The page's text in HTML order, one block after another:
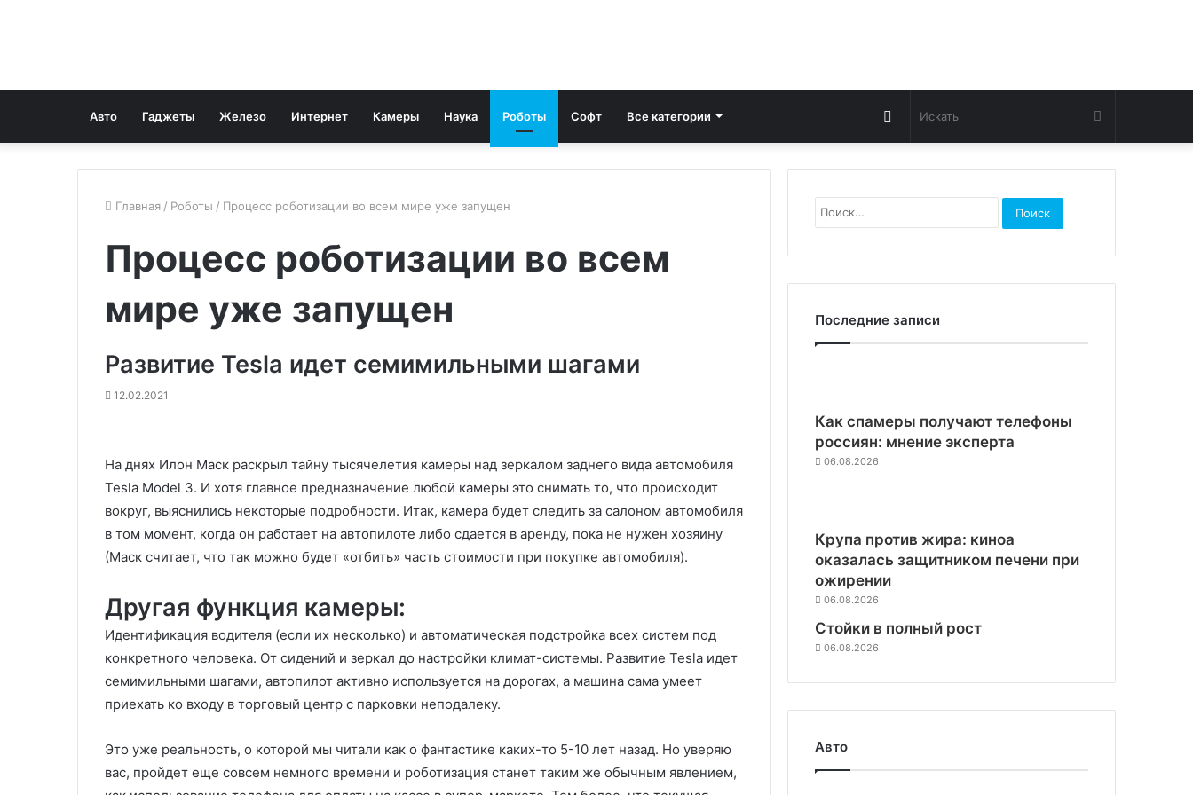
Авто Гаджеты Железо Интернет Камеры Наука Роботы Софт Все категории Искать
Switch
skin
Главная / Роботы / Процесс роботизации во всем мире уже запущен
Процесс роботизации во всем
мире уже запущен
Развитие Tesla идет семимильными шагами
12.02.2021
На днях Илон Маск раскрыл тайну тысячелетия камеры над зеркалом заднего вида автомобиля
Tesla Model 3. И хотя главное предназначение любой камеры это снимать то, что происходит
вокруг, выяснились некоторые подробности. Итак, камера будет следить за салоном автомобиля
в том момент, когда он работает на автопилоте либо сдается в аренду, пока не нужен хозяину
(Маск считает, что так можно будет «отбить» часть стоимости при покупке автомобиля).
Другая функция камеры:
Идентификация водителя (если их несколько) и автоматическая подстройка всех систем под
конкретного человека. От сидений и зеркал до настройки климат-системы. Развитие Tesla идет
семимильными шагами, автопилот активно используется на дорогах, а машина сама умеет
приехать ко входу в торговый центр с парковки неподалеку.
Это уже реальность, о которой мы читали как о фантастике каких-то 5-10 лет назад. Но уверяю
вас, пройдет еще совсем немного времени и роботизация станет таким же обычным явлением,
Найти:
Последние записи
Как спамеры получают телефоны
россиян: мнение эксперта
06.08.2026
Крупа против жира: киноа
оказалась защитником печени при
ожирении
06.08.2026
Стойки в полный рост
06.08.2026
Авто